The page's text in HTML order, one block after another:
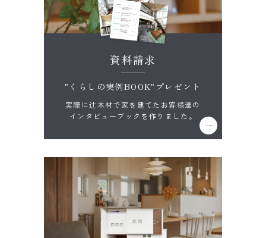
資料請求
"くらしの実例BOOK"プレゼント
実際に辻木材で家を建てたお客様達の
インタビューブックを作りました。